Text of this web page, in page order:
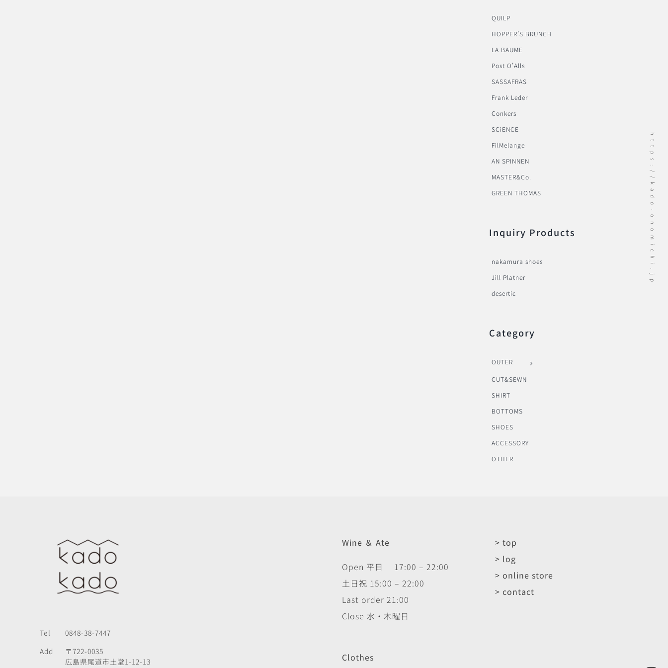
QUILP
HOPPER’S BRUNCH
LA BAUME
Post O’Alls
SASSAFRAS
Frank Leder
Conkers
SCiENCE
FilMelange
AN SPINNEN
MASTER&Co.
GREEN THOMAS
Inquiry Products
nakamura shoes
Jill Platner
desertic
Category
OUTER
CUT&SEWN
SHIRT
BOTTOMS
SHOES
ACCESSORY
OTHER
Tel
0848-38-7447
Add
〒722-0035
広島県尾道市土堂1-12-13
Wine ＆ Ate
Open 平日 17:00 – 22:00
土日祝 15:00 – 22:00
Last order 21:00
Close 水・木曜日
Clothes
> top
> log
> online store
> contact
https://kado-onomichi.jp